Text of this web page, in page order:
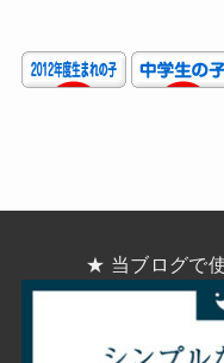
★ 当ブログで